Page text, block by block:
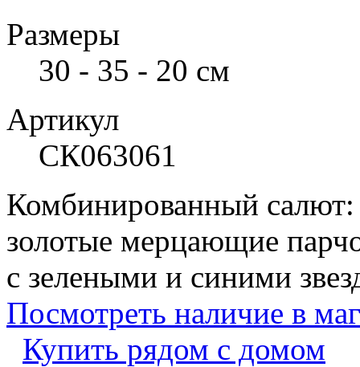
Размеры
30 - 35 - 20 см
Артикул
СК063061
Комбинированный
золотые мерцающие
с зелеными и синими
Посмотреть наличие в
Купить рядом с домом